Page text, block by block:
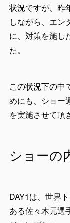
状況ですが、昨
しながら、エン
に、対策を施し
た。
この状況下の中
めにも、ショー
を実施させて頂
ショーの
DAY1は、世界
ある佐々木元選